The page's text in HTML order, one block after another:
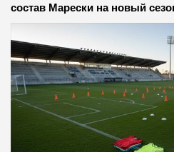
состав Марески на новый